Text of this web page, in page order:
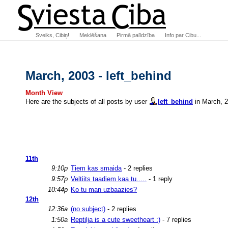
March, 2003 - left_behind
Month View
Here are the subjects of all posts by user
left_behind in March,
11th
9:10p Tiem kas smaida - 2 replies
9:57p Veltiits taadiem kaa tu.....
- 1 reply
10:44p Ko tu man uzbaazies?
12th
12:36a (no subject) - 2 replies
1:50a Reptilja is a cute sweetheart :) - 7 replies
Sveiks, Cibiņ! Meklēšana Pirmā palīdzība Info par Cibu...